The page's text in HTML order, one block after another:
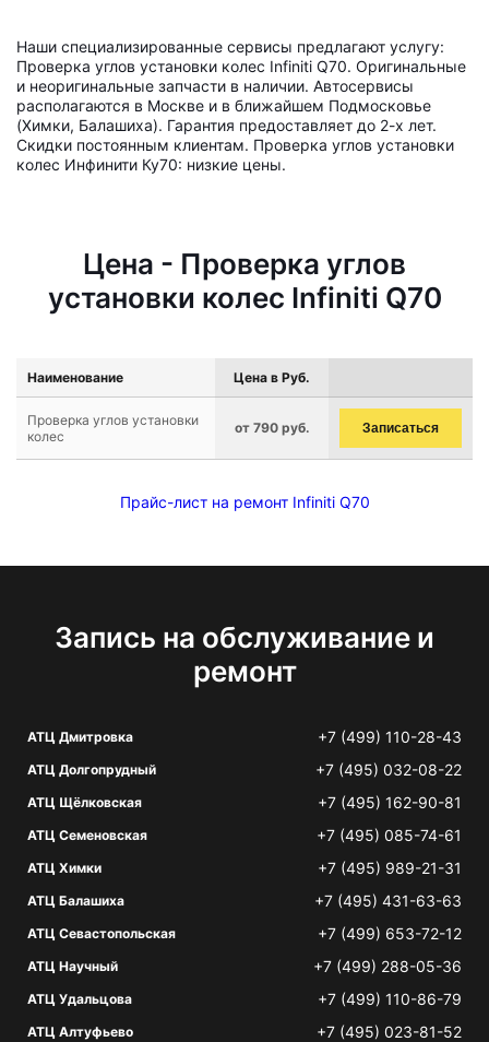
Наши специализированные сервисы предлагают услугу:
Проверка углов установки колес Infiniti Q70. Оригинальные
и неоригинальные запчасти в наличии. Автосервисы
располагаются в Москве и в ближайшем Подмосковье
(Химки, Балашиха). Гарантия предоставляет до 2-х лет.
Скидки постоянным клиентам. Проверка углов установки
колес Инфинити Ку70: низкие цены.
Цена - Проверка углов
установки колес Infiniti Q70
Наименование Цена в Руб.
Проверка углов установки
колес
от 790 руб. Записаться
Прайс-лист на ремонт Infiniti Q70
Запись на обслуживание и
ремонт
АТЦ Дмитровка +7 (499) 110-28-43
АТЦ Долгопрудный +7 (495) 032-08-22
АТЦ Щёлковская +7 (495) 162-90-81
АТЦ Семеновская +7 (495) 085-74-61
АТЦ Химки +7 (495) 989-21-31
АТЦ Балашиха +7 (495) 431-63-63
АТЦ Севастопольская +7 (499) 653-72-12
АТЦ Научный +7 (499) 288-05-36
АТЦ Удальцова +7 (499) 110-86-79
АТЦ Алтуфьево +7 (495) 023-81-52